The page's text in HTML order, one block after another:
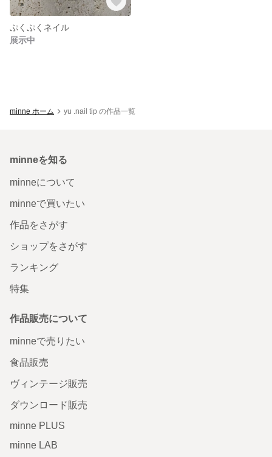
ぷくぷくネイル
展示中
minne ホーム yu .nail tip の作品一覧
minneを知る
minneについて
minneで買いたい
作品をさがす
ショップをさがす
ランキング
特集
作品販売について
minneで売りたい
食品販売
ヴィンテージ販売
ダウンロード販売
minne PLUS
minne LAB